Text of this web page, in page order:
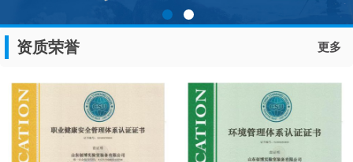
资质荣誉 更多